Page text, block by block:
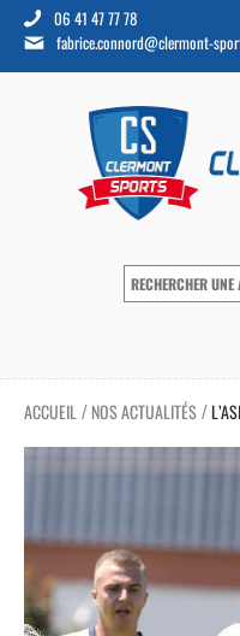
06 41 47 77 78
fabrice.connord@clermont-
ACCUEIL / NOS ACTUALITÉS /